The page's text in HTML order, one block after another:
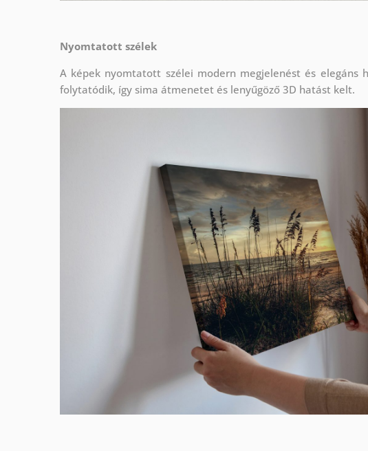
Nyomtatott szélek
A képek nyomtatott szélei modern megjelenést és elegáns
folytatódik, így sima átmenetet és lenyűgöző 3D hatást kelt.